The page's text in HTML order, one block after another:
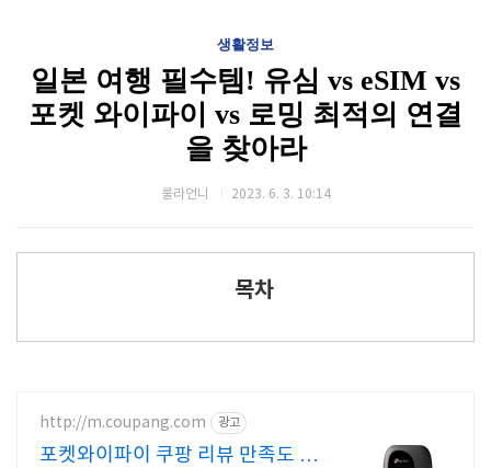
생활정보
일본 여행 필수템! 유심 vs eSIM vs
포켓 와이파이 vs 로밍 최적의 연결
을 찾아라
룰라언니 2023. 6. 3. 10:14
목차
http://m.coupang.com 광고
포켓와이파이 쿠팡 리뷰 만족도 높